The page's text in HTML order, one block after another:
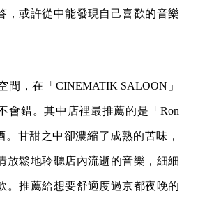
，或許從中能發現自己喜歡的音樂
間，在「CINEMATIK SALOON」
會錯。其中店裡最推薦的是「Ron
。甘甜之中卻濃縮了成熟的苦味，
放鬆地聆聽店內流逝的音樂，細細
。推薦給想要舒適度過京都夜晚的